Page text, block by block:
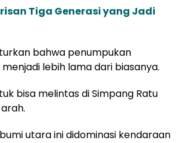
Tiga Generasi yang Jadi
bahwa penumpukan
lebih lama dari biasanya.
bisa melintas di Simpang Ratu
utara ini didominasi kendaraan